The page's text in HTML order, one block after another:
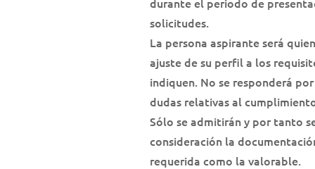
solicitudes.
La persona aspirante será
ajuste de su perfil a los
indiquen. No se responderá
dudas relativas al
Sólo se admitirán y por tanto
consideración la
requerida como la valorable.